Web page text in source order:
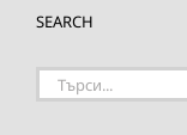
SEARCH
Търсене